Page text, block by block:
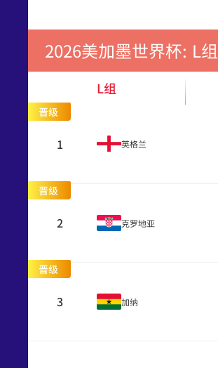
2026美加墨世界杯: L组
L组
1
晋级
英格兰
2
晋级
克罗地亚
3
晋级
加纳